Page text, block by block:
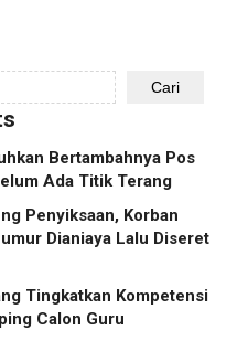
Cari
Bertambahnya Pos
Ada Titik Terang
Penyiksaan, Korban
Dianiaya Lalu Diseret
Tingkatkan Kompetensi
Calon Guru